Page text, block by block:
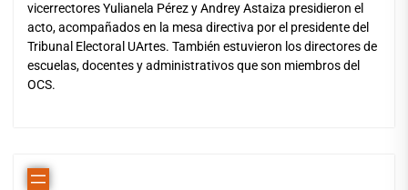
vicerrectores Yulianela Pérez y Andrey Astaiza presidieron el
acto, acompañados en la mesa directiva por el presidente del
Tribunal Electoral UArtes. También estuvieron los directores de
escuelas, docentes y administrativos que son miembros del
OCS.